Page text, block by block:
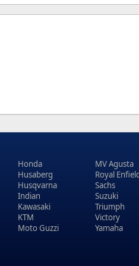
Honda
Husaberg
Husqvarna
Indian
Kawasaki
KTM
Moto Guzzi
MV Agusta
Royal
Sachs
Suzuki
Triumph
Victory
Yamaha